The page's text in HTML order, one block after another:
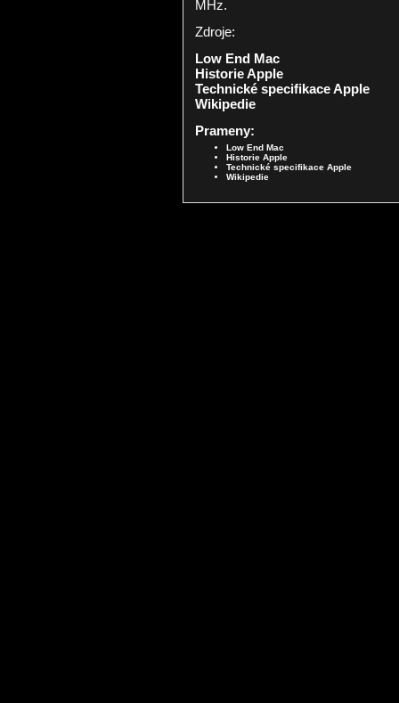
MHz.
Zdroje:
Low End Mac
Historie Apple
Technické specifikace Apple
Wikipedie
Prameny:
Low End Mac
Historie Apple
Technické specifikace Apple
Wikipedie